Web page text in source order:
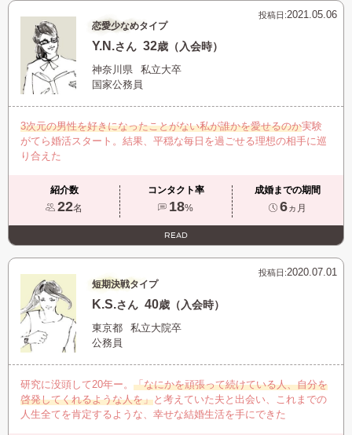
投稿日:2021.05.06
恋愛少なめタイプ
Y.N.さん 32歳（入会時）
神奈川県
私立大卒
国家公務員
3次元の男性を好きになったことがない私が誰かを愛せるのか実験
がてら婚活スタート。結果、平穏な毎日を過ごせる理想の相手に巡
り合えた
紹介数
22名
コンタクト率
18%
成婚までの期間
6ヵ月
READ
投稿日:2020.07.01
短期決戦タイプ
K.S.さん 40歳（入会時）
東京都
私立大院卒
公務員
研究に没頭して20年ー。 「なにかを頑張って続けている人、自分を
啓発してくれるような人を」と考えていた夫と出会い、これまでの
人生全てを肯定するような、幸せな結婚生活を手にできた